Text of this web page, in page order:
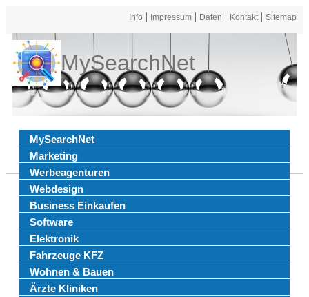
Info Impressum Daten Kontakt Sitemap
MySearchNet
MySearchNet
Marketing
Werbeagenturen
Webdesign
Business Einkaufen
Software
Elektronik
Fahrzeuge KFZ
Wohnen & Bauen
Ärzte Kliniken